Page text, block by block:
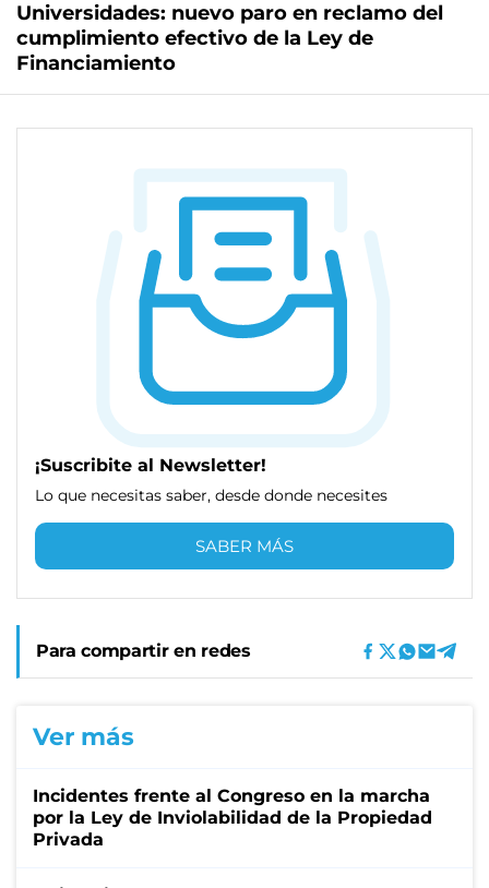
Universidades: nuevo paro en reclamo del
cumplimiento efectivo de la Ley de
Financiamiento
¡Suscribite al Newsletter!
Lo que necesitas saber, desde donde necesites
SABER MÁS
Para compartir en redes
Ver más
Incidentes frente al Congreso en la marcha
por la Ley de Inviolabilidad de la Propiedad
Privada